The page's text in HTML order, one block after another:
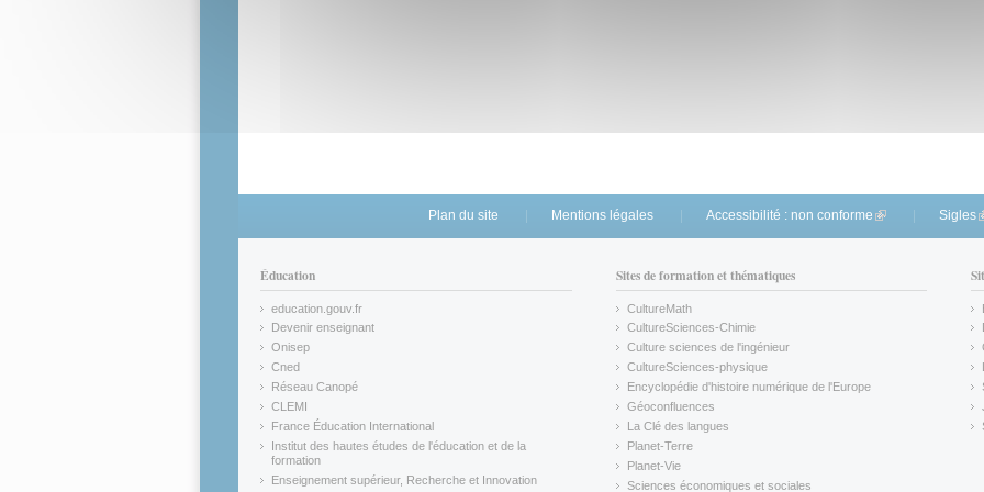
Plan du site Mentions légales Accessibilité : non conforme (link is external)
Sigles
Éducation
education.gouv.fr
(link is external)
Devenir enseignant
(link is external)
Onisep
(link is external)
Cned
(link is external)
Réseau Canopé
(link is external)
CLEMI
(link is external)
France Éducation International
(link is external)
Institut des hautes études de l'éducation et de la
formation
(link is external)
Enseignement supérieur, Recherche et Innovation
Sites de formation et thématiques
CultureMath
(link is external)
CultureSciences-Chimie
(link is external)
Culture sciences de l'ingénieur
CultureSciences-physique
(link is external)
Encyclopédie d'histoire numérique de l'Europe
(link is external)
Géoconfluences
(link is external)
La Clé des langues
(link is external)
Planet-Terre
(link is external)
Planet-Vie
(link is external)
Sciences économiques et sociales